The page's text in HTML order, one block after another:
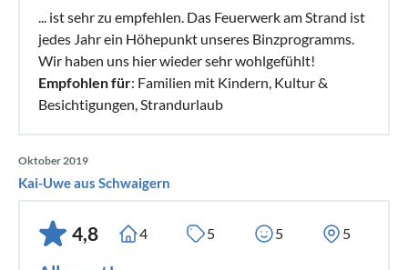
... ist sehr zu empfehlen. Das Feuerwerk am Strand ist
jedes Jahr ein Höhepunkt unseres Binzprogramms.
Wir haben uns hier wieder sehr wohlgefühlt!
Empfohlen für: Familien mit Kindern, Kultur &
Besichtigungen, Strandurlaub
Oktober 2019
Kai-Uwe aus Schwaigern
4,8 4 5 5 5